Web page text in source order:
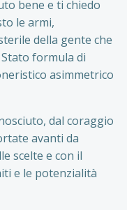
bene e ti chiedo
le armi,
della gente che
formula di
asimmetrico
dal coraggio
avanti da
scelte e con il
e le potenzialità